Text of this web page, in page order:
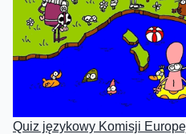
Quiz językowy Komisji